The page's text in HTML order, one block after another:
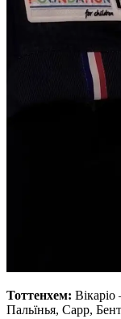
Тоттенхем:
Пальїнья, Сарр,